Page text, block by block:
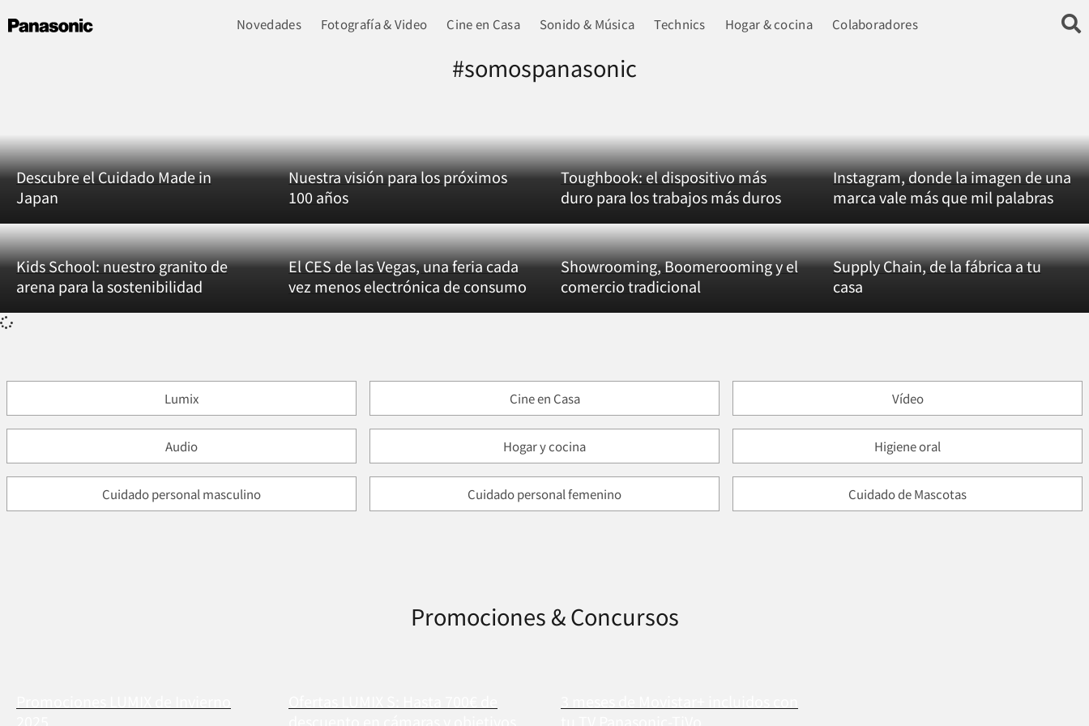
Novedades Fotografía & Video Cine en Casa Sonido & Música Technics Hogar & cocina Colaboradores
#somospanasonic
Descubre el Cuidado Made in
Japan
Nuestra visión para los próximos
100 años
Toughbook: el dispositivo más
duro para los trabajos más duros
Instagram, donde la imagen de una
marca vale más que mil palabras
Kids School: nuestro granito de
arena para la sostenibilidad
El CES de las Vegas, una feria cada
vez menos electrónica de consumo
Showrooming, Boomerooming y el
comercio tradicional
Supply Chain, de la fábrica a tu
casa
Lumix Cine en Casa Vídeo
Audio Hogar y cocina Higiene oral
Cuidado personal masculino Cuidado personal femenino Cuidado de Mascotas
Promociones & Concursos